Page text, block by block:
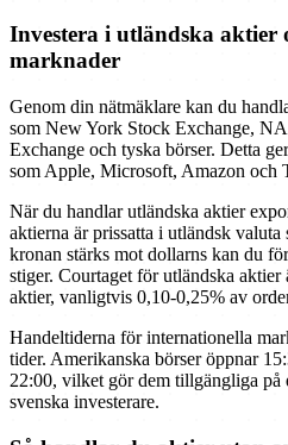
Investera i utländska aktier
marknader
Genom din nätmäklare kan du
som New York Stock Exchange,
Exchange och tyska börser. Detta
som Apple, Microsoft, Amazon och
När du handlar utländska aktier
aktierna är prissatta i utländsk
kronan stärks mot dollarns kan du
stiger. Courtaget för utländska aktier
aktier, vanligtvis 0,10-0,25% av
Handeltiderna för internationella
tider. Amerikanska börser öppnar
22:00, vilket gör dem tillgängliga
svenska investerare.